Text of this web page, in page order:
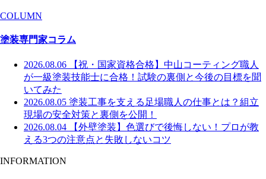
COLUMN
塗装専門家コラム
2026.08.06
【祝・国家資格合格】中山コーティング職人
が一級塗装技能士に合格！試験の裏側と今後の目標を聞
いてみた
2026.08.05 塗装工事を支える足場職人の仕事とは？組立
現場の安全対策と裏側を公開！
2026.08.04
【外壁塗装】色選びで後悔しない！プロが教
える3つの注意点と失敗しないコツ
INFORMATION